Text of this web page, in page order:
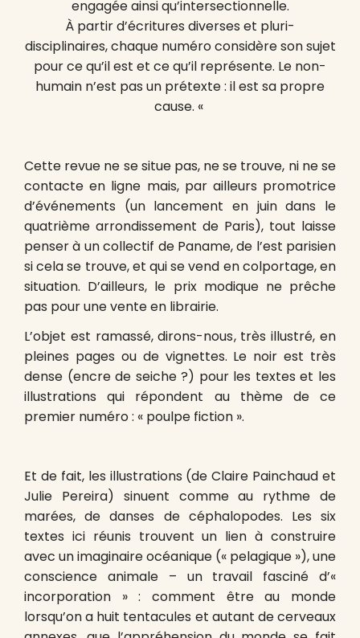
engagée ainsi qu’intersectionnelle.
À partir d’écritures diverses et pluri-
disciplinaires, chaque numéro considère son sujet
pour ce qu’il est et ce qu’il représente. Le non-
humain n’est pas un prétexte : il est sa propre
cause. «
Cette revue ne se situe pas, ne se trouve, ni ne se
contacte en ligne mais, par ailleurs promotrice
d’événements (un lancement en juin dans le
quatrième arrondissement de Paris), tout laisse
penser à un collectif de Paname, de l’est parisien
si cela se trouve, et qui se vend en colportage, en
situation. D’ailleurs, le prix modique ne prêche
pas pour une vente en librairie.
L’objet est ramassé, dirons-nous, très illustré, en
pleines pages ou de vignettes. Le noir est très
dense (encre de seiche ?) pour les textes et les
illustrations qui répondent au thème de ce
premier numéro : « poulpe fiction ».
Et de fait, les illustrations (de Claire Painchaud et
Julie Pereira) sinuent comme au rythme de
marées, de danses de céphalopodes. Les six
textes ici réunis trouvent un lien à construire
avec un imaginaire océanique (« pelagique »), une
conscience animale – un travail fasciné d’«
incorporation » : comment être au monde
lorsqu’on a huit tentacules et autant de cerveaux